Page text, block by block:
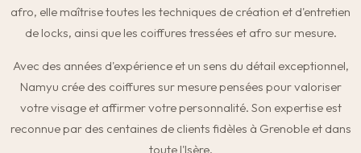
afro, elle maîtrise toutes les techniques de création et d'entretien
de locks, ainsi que les coiffures tressées et afro sur mesure.
Avec des années d'expérience et un sens du détail exceptionnel,
Namyu crée des coiffures sur mesure pensées pour valoriser
votre visage et affirmer votre personnalité. Son expertise est
reconnue par des centaines de clients fidèles à Grenoble et dans
toute l'Isère.